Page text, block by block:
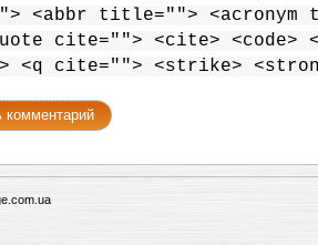
<abbr title=""> <acronym
cite=""> <cite> <code>
<q cite=""> <strike>